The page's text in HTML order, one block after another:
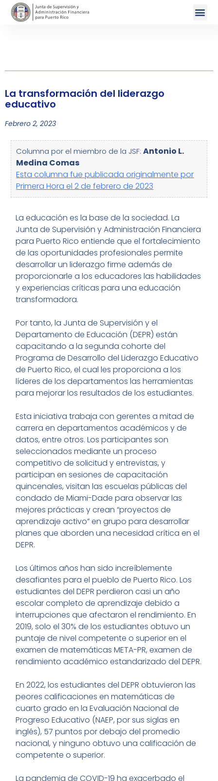
La transformación del liderazgo
educativo
Febrero 2, 2023
Columna por el miembro de la JSF: Antonio L.
Medina Comas
Esta columna fue publicada originalmente por
Primera Hora el 2 de febrero de 2023
La educación es la base de la sociedad. La
Junta de Supervisión y Administración Financiera
para Puerto Rico entiende que el fortalecimiento
de las oportunidades profesionales permite
desarrollar un liderazgo firme además de
proporcionarle a los educadores las habilidades
y experiencias críticas para una educación
transformadora.
Por tanto, la Junta de Supervisión y el
Departamento de Educación (DEPR) están
capacitando a la segunda cohorte del
Programa de Desarrollo del Liderazgo Educativo
de Puerto Rico, el cual les proporciona a los
líderes de los departamentos las herramientas
para mejorar los resultados de los estudiantes.
Esta iniciativa trabaja con gerentes a mitad de
carrera en departamentos académicos y de
datos, entre otros. Los participantes son
seleccionados mediante un proceso
competitivo de solicitud y entrevistas, y
participan en sesiones de capacitación
quincenales, visitan las escuelas públicas del
condado de Miami-Dade para observar las
mejores prácticas y crean “proyectos de
aprendizaje activo” en grupo para desarrollar
planes que aborden una necesidad crítica en el
DEPR.
Los últimos años han sido increíblemente
desafiantes para el pueblo de Puerto Rico. Los
estudiantes del DEPR perdieron casi un año
escolar completo de aprendizaje debido a
interrupciones que afectaron el rendimiento. En
2019, solo el 30% de los estudiantes obtuvo un
puntaje de nivel competente o superior en el
examen de matemáticas META-PR, examen de
rendimiento académico estandarizado del DEPR.
En 2022, los estudiantes del DEPR obtuvieron las
peores calificaciones en matemáticas de
cuarto grado en la Evaluación Nacional de
Progreso Educativo (NAEP, por sus siglas en
inglés), 57 puntos por debajo del promedio
nacional, y ninguno obtuvo una calificación de
competente o superior.
La pandemia de COVID-19 ha exacerbado el